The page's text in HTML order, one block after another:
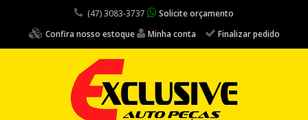
(47) 3083-3737
Solicite orçamento
Confira nosso estoque
Minha conta Finalizar pedido